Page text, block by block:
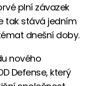
plní závazek
tak stává jedním
dnešní doby.
nového
Defense, který